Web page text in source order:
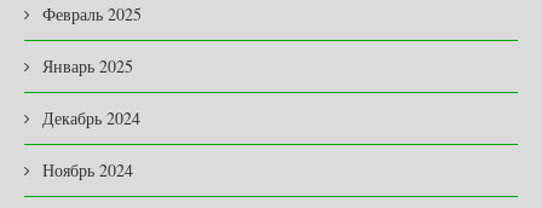
Февраль 2025
Январь 2025
Декабрь 2024
Ноябрь 2024